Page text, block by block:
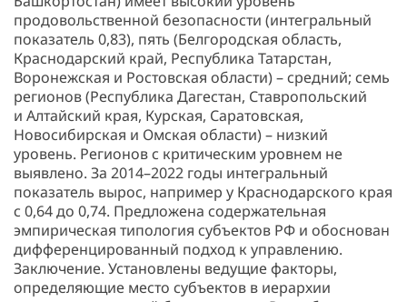
продовольственной безопасности (интегральный
показатель 0,83), пять (Белгородская область,
Краснодарский край, Республика Татарстан,
Воронежская и Ростовская области) – средний; семь
регионов (Республика Дагестан, Ставропольский
и Алтайский края, Курская, Саратовская,
Новосибирская и Омская области) – низкий
уровень. Регионов с критическим уровнем не
выявлено. За 2014–2022 годы интегральный
показатель вырос, например у Краснодарского края
с 0,64 до 0,74. Предложена содержательная
эмпирическая типология субъектов РФ и обоснован
дифференцированный подход к управлению.
Заключение. Установлены ведущие факторы,
определяющие место субъектов в иерархии